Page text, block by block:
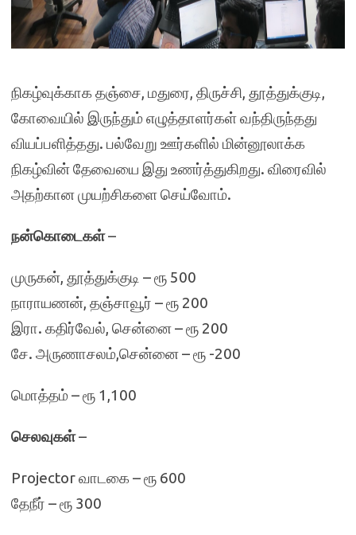
நிகழ்வுக்காக தஞ்சை, மதுரை, திருச்சி, தூத்துக்குடி,
கோவையில் இருந்தும் எழுத்தாளர்கள் வந்திருந்தது
வியப்பளித்தது. பல்வேறு ஊர்களில் மின்னூலாக்க
நிகழ்வின் தேவையை இது உணர்த்துகிறது. விரைவில்
அதற்கான முயற்சிகளை செய்வோம்.
நன்கொடைகள்–
முருகன், தூத்துக்குடி – ரூ 500
நாராயணன், தஞ்சாவூர் – ரூ 200
இரா. கதிர்வேல், சென்னை – ரூ 200
சே. அருணாசலம்,சென்னை – ரூ -200
மொத்தம் – ரூ 1,100
செலவுகள்–
Projector வாடகை – ரூ 600
தேநீர் – ரூ 300